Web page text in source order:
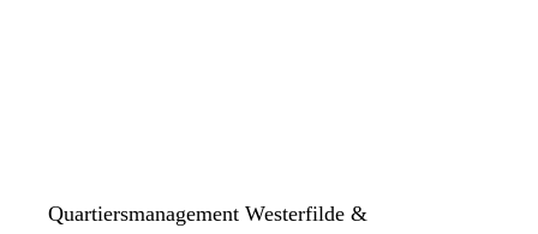
Quartiersmanagement Westerfilde &